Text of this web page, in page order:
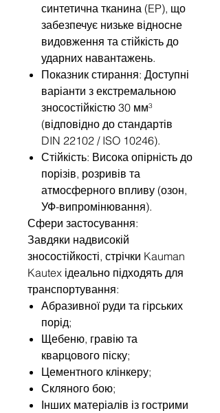
синтетична тканина (EP), що
забезпечує низьке відносне
видовження та стійкість до
ударних навантажень.
Показник стирання: Доступні
варіанти з екстремальною
зносостійкістю 30 мм³
(відповідно до стандартів
DIN 22102 / ISO 10246).
Стійкість: Висока опірність до
порізів, розривів та
атмосферного впливу (озон,
УФ-випромінювання).
Сфери застосування:
Завдяки надвисокій
зносостійкості, стрічки Kauman
Kautex ідеально підходять для
транспортування:
Абразивної руди та гірських
порід;
Щебеню, гравію та
кварцового піску;
Цементного клінкеру;
Скляного бою;
Інших матеріалів із гострими